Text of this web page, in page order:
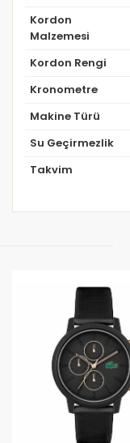
Kordon
Malzemesi
Kordon Rengi
Kronometre
Makine Türü
Su Geçirmezlik
Takvim